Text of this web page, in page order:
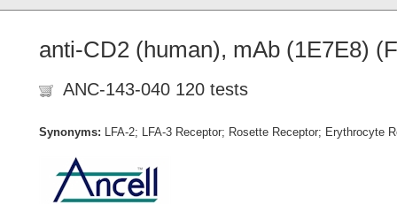
anti-CD2 (human), mAb (1E7E8)
ANC-143-040 120 tests
Synonyms: LFA-2; LFA-3 Receptor; Rosette Receptor; Erythrocyte